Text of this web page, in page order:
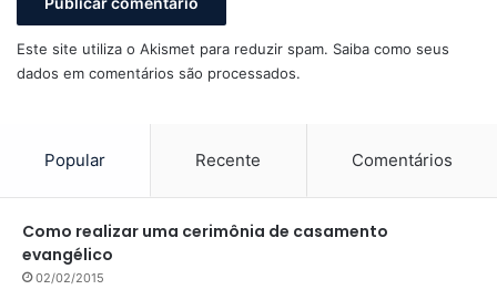
Este site utiliza o Akismet para reduzir spam. Saiba como seus
dados em comentários são processados.
Popular Recente Comentários
Como realizar uma cerimônia de casamento
evangélico
02/02/2015